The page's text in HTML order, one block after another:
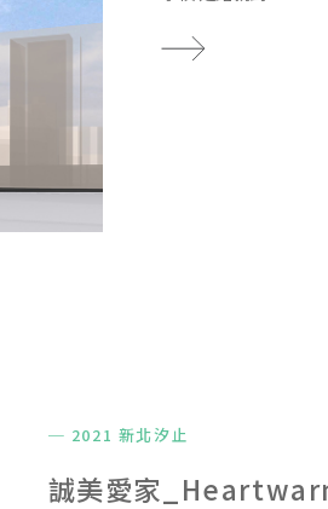
─ 2021 新北汐止
誠美愛家